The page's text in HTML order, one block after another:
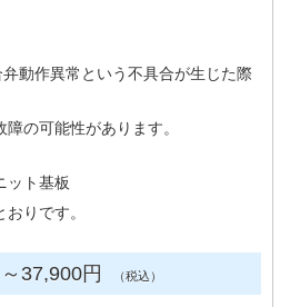
動作異常という不具合が生じた際
の可能性があります。
ット基板
りです。
～37,900円 （税込）